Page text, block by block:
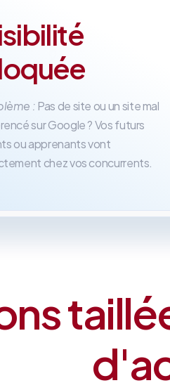
Sur-
mesure
:Pas de site ou un site mal
sur Google ? Vos futurs
ou apprenants vont
chez vos concurrents.